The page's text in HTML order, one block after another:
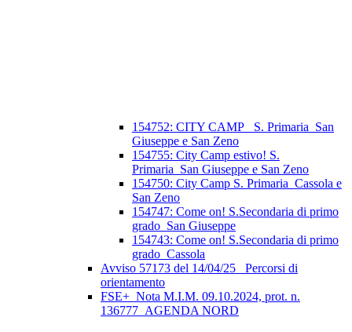
154752: CITY CAMP_ S. Primaria_San
Giuseppe e San Zeno
154755: City Camp estivo! S.
Primaria_San Giuseppe e San Zeno
154750: City Camp S. Primaria_Cassola e
San Zeno
154747: Come on! S.Secondaria di primo
grado_San Giuseppe
154743: Come on! S.Secondaria di primo
grado_Cassola
Avviso 57173 del 14/04/25_ Percorsi di
orientamento
FSE+_Nota M.I.M. 09.10.2024, prot. n.
136777_AGENDA NORD